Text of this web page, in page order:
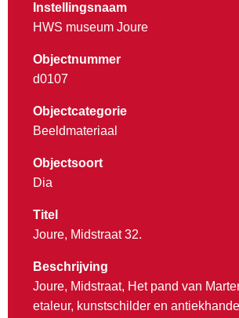
Instellingsnaam
HWS museum Joure
Objectnummer
d0107
Objectcategorie
Beeldmateriaal
Objectsoort
Dia
Titel
Joure, Midstraat 32.
Beschrijving
Joure, Midstraat, Het pand van
etaleur, kunstschilder en